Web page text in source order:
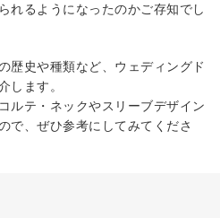
れるようになったのかご存知でし
歴史や種類など、ウェディングド
します。
ルテ・ネックやスリーブデザイン
で、ぜひ参考にしてみてくださ